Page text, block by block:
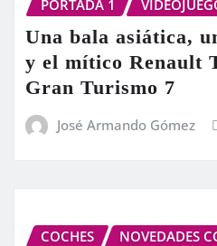
PORTADA 1
Una bala asiática,
y el mítico Renault
Gran Turismo 7
José Armando Gómez
COCHES NOVEDADES